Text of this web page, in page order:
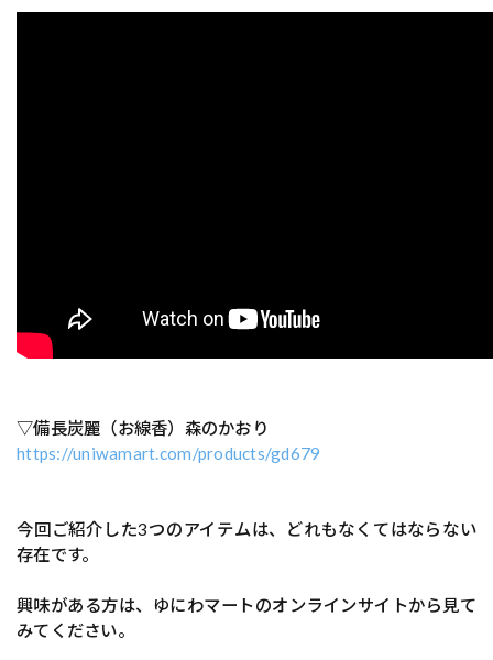
▽備長炭麗（お線香）森のかおり
https://uniwamart.com/products/gd679
今回ご紹介した3つのアイテムは、どれもなくてはならない
存在です。
興味がある方は、ゆにわマートのオンラインサイトから見て
みてください。